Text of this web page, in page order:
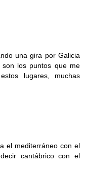
una gira por Galicia
los puntos que me
lugares, muchas
el mediterráneo con el
cantábrico con el